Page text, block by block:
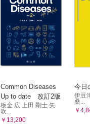
事例 環境調整で
訪問看護での留意
事例 訪問看護で
事例 訪問看護に
外来移行時の問題点
10 臨床心理士
パーキンソン病の
事例 就業継続のた
Common Diseases
Up to date 改訂2版
板金 広 上田 剛士 矢
吹...
￥13,200
今日
伊豆
桑...
￥